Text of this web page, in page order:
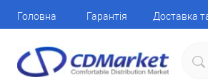
Головна Гарантія Доставка